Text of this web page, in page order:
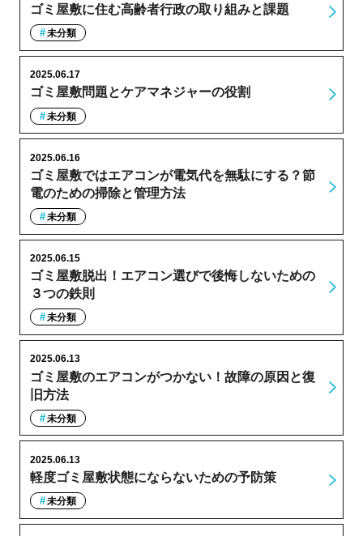
ゴミ屋敷に住む高齢者行政の取り組みと課題
未分類
ゴミ屋敷問題とケアマネジャーの役割
2025.06.17
未分類
ゴミ屋敷ではエアコンが電気代を無駄にする？節
電のための掃除と管理方法
2025.06.16
未分類
ゴミ屋敷脱出！エアコン選びで後悔しないための
３つの鉄則
2025.06.15
未分類
ゴミ屋敷のエアコンがつかない！故障の原因と復
旧方法
2025.06.13
未分類
軽度ゴミ屋敷状態にならないための予防策
2025.06.13
未分類